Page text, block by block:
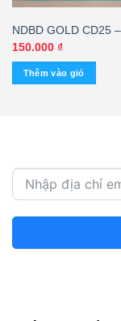
NDBD GOLD CD25
Đất Mẹ – Hương Lan
Linh
150.000 ₫
Thêm vào giỏ